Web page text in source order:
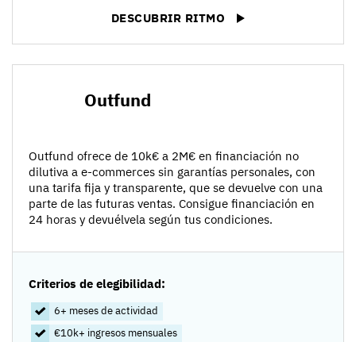
DESCUBRIR RITMO
Outfund
Outfund ofrece de 10k€ a 2M€ en financiación no
dilutiva a e-commerces sin garantías personales, con
una tarifa fija y transparente, que se devuelve con una
parte de las futuras ventas. Consigue financiación en
24 horas y devuélvela según tus condiciones.
Criterios de elegibilidad:
6+ meses de actividad
€10k+ ingresos mensuales